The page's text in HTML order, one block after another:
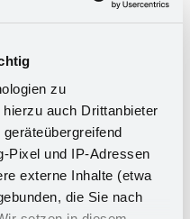
zu
auch Drittanbieter
Pixel und IP-Adressen
externe Inhalte (etwa
die Sie nach
für Ihr